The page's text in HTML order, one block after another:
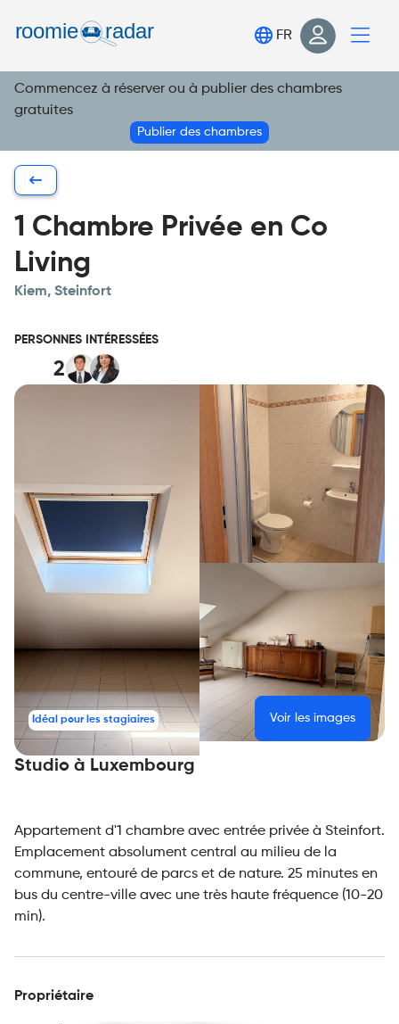
S'inscrire
FR
Commencez à réserver ou à publier des chambres
gratuites
Publier des chambres
1 Chambre Privée en Co
Living
Kiem, Steinfort
PERSONNES INTÉRESSÉES
2
Idéal pour les stagiaires Voir les images
Studio à Luxembourg
Appartement d'1 chambre avec entrée privée à Steinfort.
Emplacement absolument central au milieu de la
commune, entouré de parcs et de nature. 25 minutes en
bus du centre-ville avec une très haute fréquence (10-20
min).
Propriétaire